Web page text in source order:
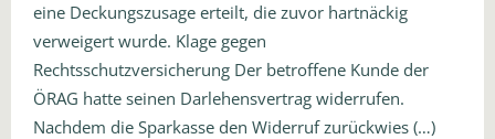
eine Deckungszusage erteilt, die zuvor hartnäckig
verweigert wurde. Klage gegen
Rechtsschutzversicherung Der betroffene Kunde der
ÖRAG hatte seinen Darlehensvertrag widerrufen.
Nachdem die Sparkasse den Widerruf zurückwies (…)